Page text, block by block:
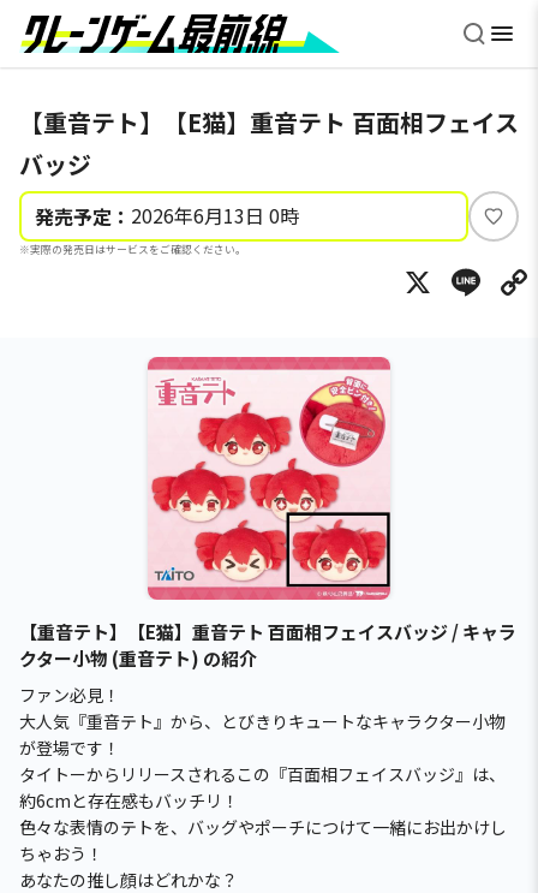
【重音テト】【E猫】重音テト 百面相フェイス
バッジ
発売予定： 2026年6月13日 0時
※実際の発売日はサービスをご確認ください。
い
ね
X
【重音テト】【E猫】重音テト 百面相フェイスバッジ / キャラ
クター小物 (重音テト) の紹介
ファン必見！
大人気『重音テト』から、とびきりキュートなキャラクター小物
が登場です！
タイトーからリリースされるこの『百面相フェイスバッジ』は、
約6cmと存在感もバッチリ！
色々な表情のテトを、バッグやポーチにつけて一緒にお出かけし
ちゃおう！
あなたの推し顔はどれかな？